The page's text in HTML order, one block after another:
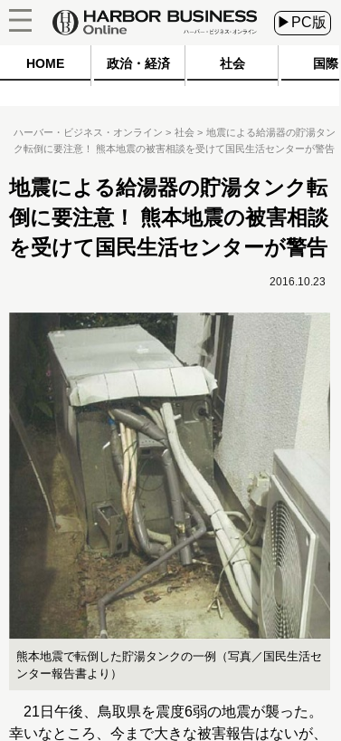
▶PC版
HOME 政治・経済 社会 国際
ハーバー・ビジネス・オンライン 社会
地震による給湯器の貯湯タン
ク転倒に要注意！ 熊本地震の被害相談を受けて国民生活センターが警告
地震による給湯器の貯湯タンク転
倒に要注意！ 熊本地震の被害相談
を受けて国民生活センターが警告
2016.10.23
熊本地震で転倒した貯湯タンクの一例（写真／国民生活セ
ンター報告書より）
21日午後、鳥取県を震度6弱の地震が襲った。
幸いなところ、今まで大きな被害報告はないが、